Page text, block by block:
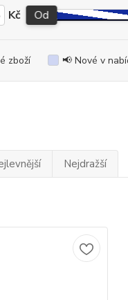
Kč Od
zboží 📢 Nové v
Nejdražší